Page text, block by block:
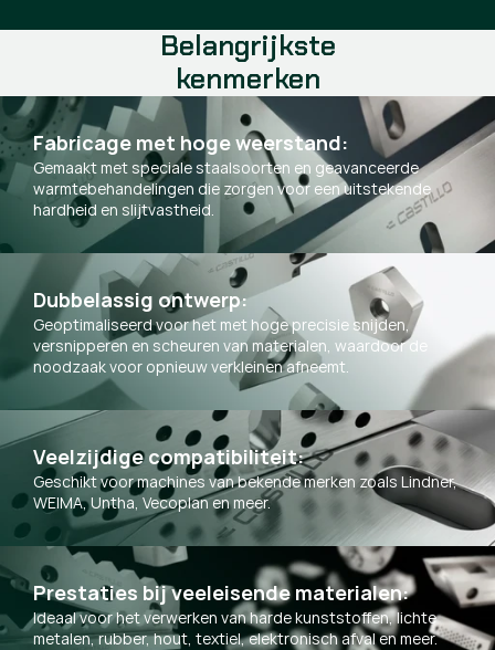
Belangrijkste
kenmerken
Fabricage met hoge weerstand:
Gemaakt met speciale staalsoorten en geavanceerde
warmtebehandelingen die zorgen voor een uitstekende
hardheid en slijtvastheid.
Dubbelassig ontwerp:
Geoptimaliseerd voor het met hoge precisie snijden,
versnipperen en scheuren van materialen, waardoor de
noodzaak voor opnieuw verkleinen afneemt.
Veelzijdige compatibiliteit:
Geschikt voor machines van bekende merken zoals Lindner,
WEIMA, Untha, Vecoplan en meer.
Prestaties bij veeleisende materialen:
Ideaal voor het verwerken van harde kunststoffen, lichte
metalen, rubber, hout, textiel, elektronisch afval en meer.